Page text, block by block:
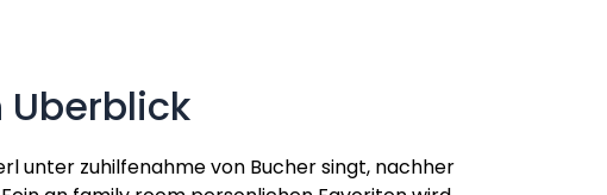
Uberblick
unter zuhilfenahme von Bucher singt, nachher